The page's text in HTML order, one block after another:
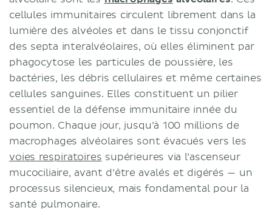
cellules immunitaires circulent librement dans la
lumière des alvéoles et dans le tissu conjonctif
des septa interalvéolaires, où elles éliminent par
phagocytose les particules de poussière, les
bactéries, les débris cellulaires et même certaines
cellules sanguines. Elles constituent un pilier
essentiel de la défense immunitaire innée du
poumon. Chaque jour, jusqu’à 100 millions de
macrophages alvéolaires sont évacués vers les
voies respiratoires supérieures via l’ascenseur
mucociliaire, avant d’être avalés et digérés — un
processus silencieux, mais fondamental pour la
santé pulmonaire.